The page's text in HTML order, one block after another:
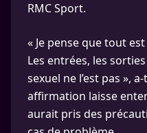
RMC Sport.
« Je pense que tout
Les entrées, les
sexuel ne l’est pas »,
affirmation laisse
aurait pris des